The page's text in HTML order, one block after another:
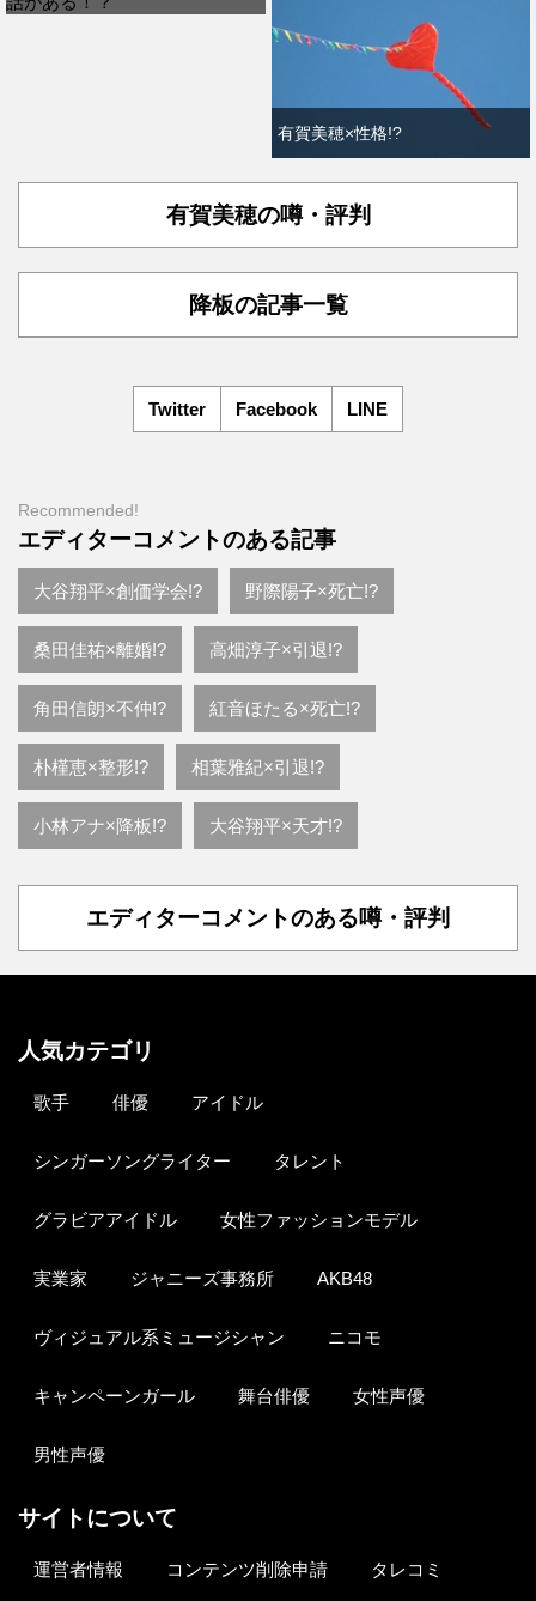
有賀美穂×性格!?
有賀美穂の噂・評判
降板の記事一覧
Twitter Facebook LINE
Recommended!
エディターコメントのある記事
大谷翔平×創価学会!? 野際陽子×死亡!?
桑田佳祐×離婚!? 高畑淳子×引退!?
角田信朗×不仲!? 紅音ほたる×死亡!?
朴槿恵×整形!? 相葉雅紀×引退!?
小林アナ×降板!? 大谷翔平×天才!?
エディターコメントのある噂・評判
人気カテゴリ
歌手 俳優 アイドル
シンガーソングライター タレント
グラビアアイドル 女性ファッションモデル
実業家 ジャニーズ事務所 AKB48
ヴィジュアル系ミュージシャン ニコモ
キャンペーンガール 舞台俳優 女性声優
男性声優
サイトについて
運営者情報 コンテンツ削除申請 タレコミ